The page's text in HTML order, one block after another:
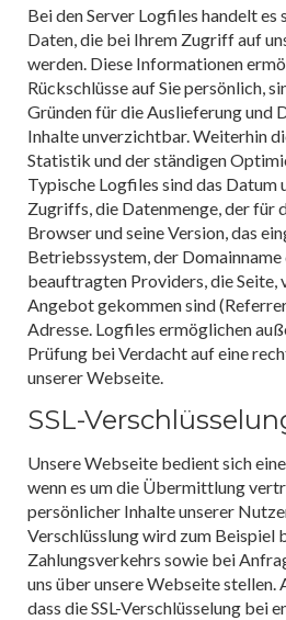
Bei den Server Logfiles handelt es
Daten, die bei Ihrem Zugriff auf
werden. Diese Informationen
Rückschlüsse auf Sie persönlich,
Gründen für die Auslieferung und
Inhalte unverzichtbar. Weiterhin
Statistik und der ständigen
Typische Logfiles sind das Datum
Zugriffs, die Datenmenge, der für
Browser und seine Version, das
Betriebssystem, der Domainname
beauftragten Providers, die Seite,
Angebot gekommen sind
Adresse. Logfiles ermöglichen
Prüfung bei Verdacht auf eine
unserer Webseite.
SSL-
Unsere Webseite bedient sich
wenn es um die Übermittlung
persönlicher Inhalte unserer
Verschlüsslung wird zum Beispiel
Zahlungsverkehrs sowie bei
uns über unsere Webseite stellen.
dass die SSL-Verschlüsselung bei